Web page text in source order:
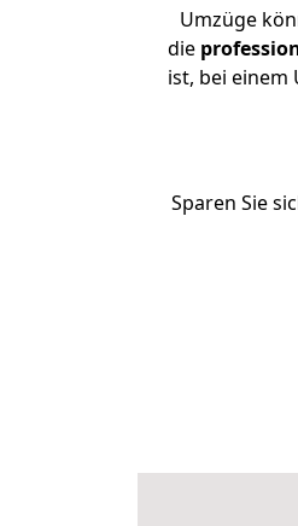
Umzüge
die
ist, bei einem
Sparen Sie